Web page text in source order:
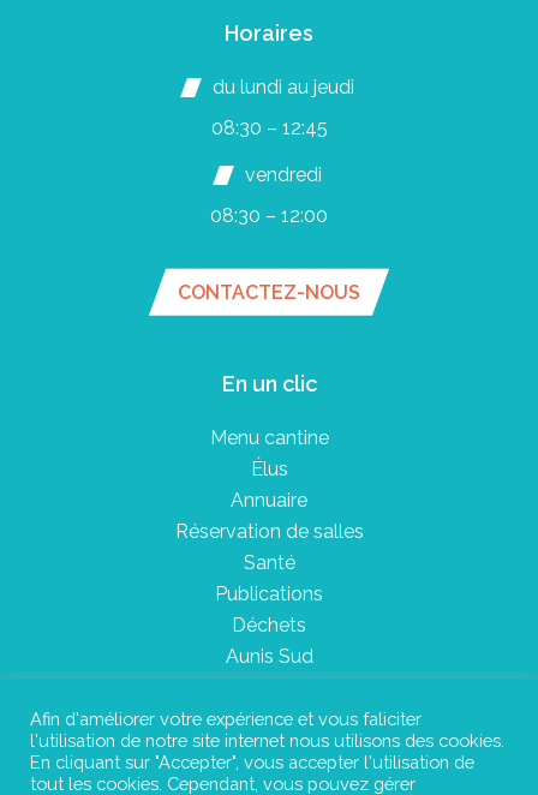
Horaires
du lundi au jeudi
08:30 – 12:45
vendredi
08:30 – 12:00
CONTACTEZ-NOUS
En un clic
Menu cantine
Élus
Annuaire
Réservation de salles
Santé
Publications
Déchets
Aunis Sud
Plan du site
Mentions légales
Afin d'améliorer votre expérience et vous faliciter
l'utilisation de notre site internet nous utilisons des cookies.
En cliquant sur "Accepter", vous accepter l'utilisation de
tout les cookies. Cependant, vous pouvez gérer